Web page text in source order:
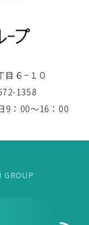
目６−１０
1358
9：00〜16：00